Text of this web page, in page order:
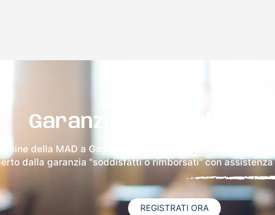
Garanzia 100% sulla tua
online della MAD a Gaggio Montano riceverai via email i
dalla garanzia "soddisfatti o rimborsati" con
REGISTRATI ORA